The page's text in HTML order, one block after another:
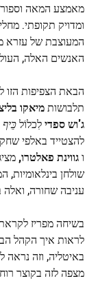
מאמצע המאה
ומדויק תקופתי.
המעוצבת של עזרא
האנשים האלה,
הבאת הצפיפות הזו
תלבושותמיאקו
ג'וש ספדילִכלוֹלכֵּיף
להצטייד באלפי
וגווינת פאלטרו,
שולחן בינלאומיות,
עניבה שחורה,
בשיחה מפריז
לראות איך הקהל
באיטליה, וזה נראה
מצפה לזה בקוצר